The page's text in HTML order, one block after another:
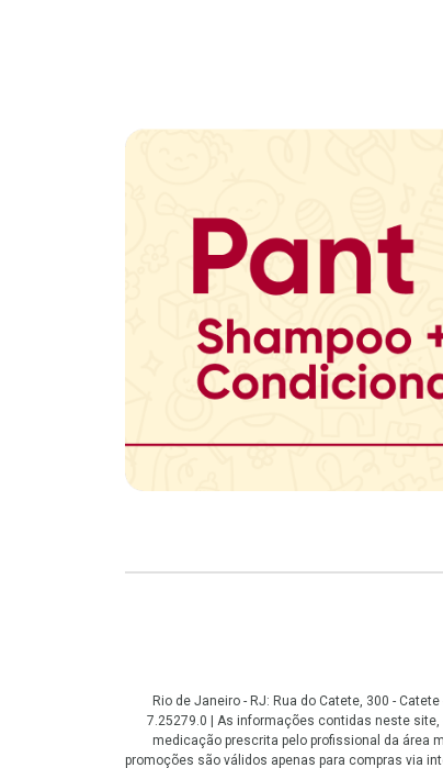
Rio de Janeiro - RJ: Rua do Catete, 300 -
7.25279.0 | As informações contidas neste
medicação prescrita pelo profissional da área
promoções são válidos apenas para compras via